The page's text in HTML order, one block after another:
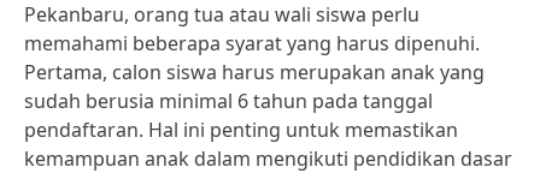
Pekanbaru, orang tua atau wali siswa perlu
memahami beberapa syarat yang harus dipenuhi.
Pertama, calon siswa harus merupakan anak yang
sudah berusia minimal 6 tahun pada tanggal
pendaftaran. Hal ini penting untuk memastikan
kemampuan anak dalam mengikuti pendidikan dasar